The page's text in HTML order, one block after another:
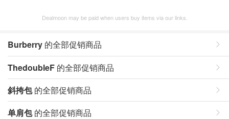
Dealmoon may be paid when users buy items via our links.
Burberry 的全部促销商品
ThedoubleF 的全部促销商品
斜挎包的全部促销商品
单肩包的全部促销商品